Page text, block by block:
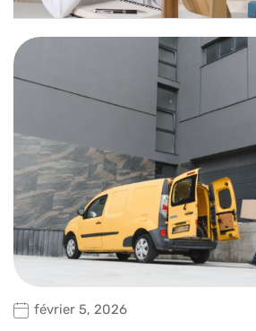
février 5, 2026